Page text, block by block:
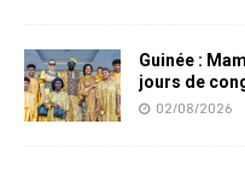
Guinée :
jours de
02/08/2026